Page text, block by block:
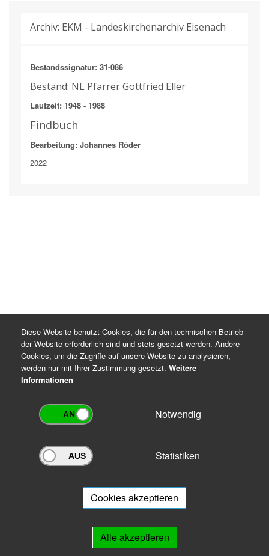
Archiv: EKM - Landeskirchenarchiv Eisenach
Bestandssignatur: 31-086
Bestand: NL Pfarrer Gottfried Eller
Laufzeit: 1948 - 1988
Findbuch
Bearbeitung: Johannes Röder
2022
Archivportal Thüringen
Ihnen beratend zur Seite.
Diese Website benutzt Cookies, die für den technischen Betrieb
der Website erforderlich sind und stets gesetzt werden. Andere
Cookies, um die Zugriffe auf unsere Website zu analysieren,
werden nur mit Ihrer Zustimmung gesetzt. Weitere
Informationen
Notwendig
Statistiken
Cookies akzeptieren
Alle akzeptieren